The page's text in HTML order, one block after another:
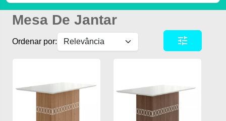
Mesa De Jantar
Ordenar por: tune